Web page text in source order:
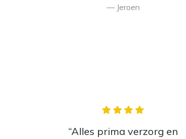
Jeroen
“Alles prima verzorg en